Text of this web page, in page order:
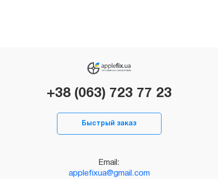
+38 (063) 723 77 23
Быстрый заказ
Email:
applefixua@gmail.com